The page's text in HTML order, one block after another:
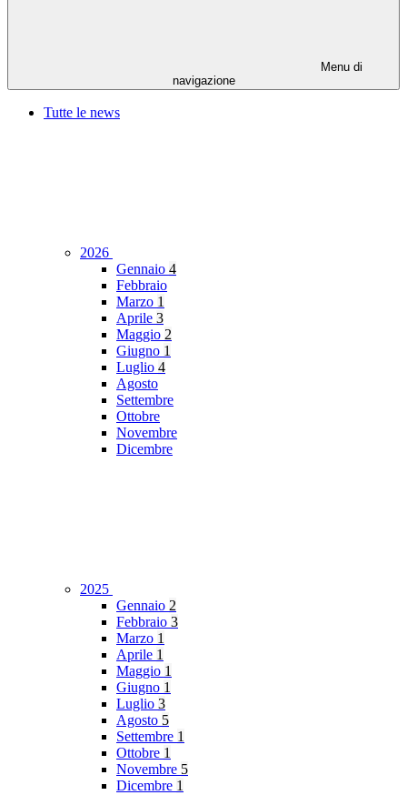
Menu di
navigazione
Tutte le news
2026
Gennaio 4
Febbraio
Marzo 1
Aprile 3
Maggio 2
Giugno 1
Luglio 4
Agosto
Settembre
Ottobre
Novembre
Dicembre
2025
Gennaio 2
Febbraio 3
Marzo 1
Aprile 1
Maggio 1
Giugno 1
Luglio 3
Agosto 5
Settembre 1
Ottobre 1
Novembre 5
Dicembre 1